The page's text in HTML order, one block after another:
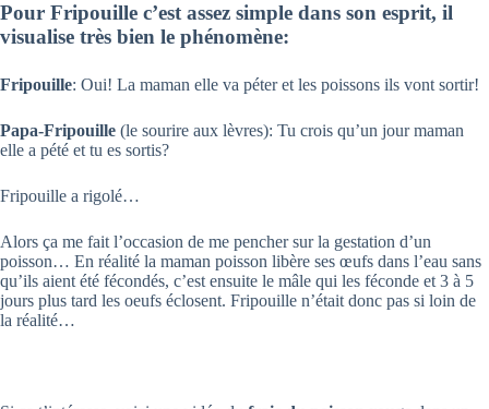
Pour Fripouille c’est assez simple dans son esprit, il
visualise très bien le phénomène:
Fripouille: Oui! La maman elle va péter et les poissons ils vont sortir!
Papa-Fripouille (le sourire aux lèvres): Tu crois qu’un jour maman
elle a pété et tu es sortis?
Fripouille a rigolé…
Alors ça me fait l’occasion de me pencher sur la gestation d’un
poisson… En réalité la maman poisson libère ses œufs dans l’eau sans
qu’ils aient été fécondés, c’est ensuite le mâle qui les féconde et 3 à 5
jours plus tard les oeufs éclosent. Fripouille n’était donc pas si loin de
la réalité…